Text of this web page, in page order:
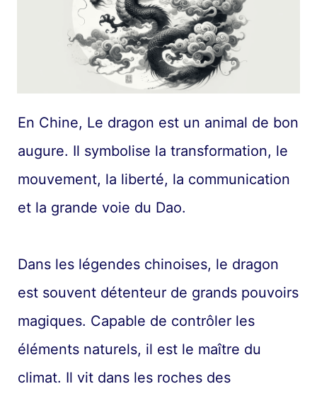
En Chine, Le dragon est un animal de bon
augure. Il symbolise la transformation, le
mouvement, la liberté, la communication
et la grande voie du Dao.
Dans les légendes chinoises, le dragon
est souvent détenteur de grands pouvoirs
magiques. Capable de contrôler les
éléments naturels, il est le maître du
climat. Il vit dans les roches des